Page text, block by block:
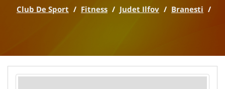
Club De Sport / Fitness / Judet Ilfov / Branesti /